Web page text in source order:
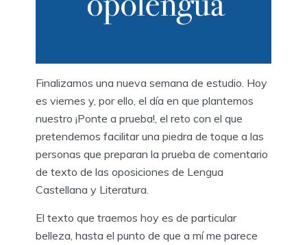
Finalizamos una nueva semana de estudio. Hoy
es viernes y, por ello, el día en que plantemos
nuestro ¡Ponte a prueba!, el reto con el que
pretendemos facilitar una piedra de toque a las
personas que preparan la prueba de comentario
de texto de las oposiciones de Lengua
Castellana y Literatura.
El texto que traemos hoy es de particular
belleza, hasta el punto de que a mí me parece